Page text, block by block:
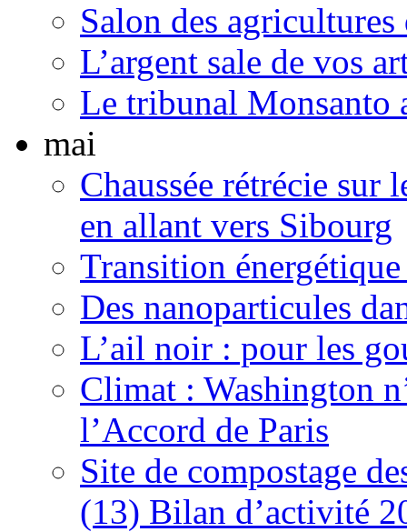
Salon des agricultures
L’argent sale de vos
Le tribunal Monsanto
mai
Chaussée rétrécie sur
en allant vers Sibourg
Transition
Des nanoparticules
L’ail noir : pour les
Climat : Washington
l’Accord de Paris
Site de compostage
(13) Bilan d’activité